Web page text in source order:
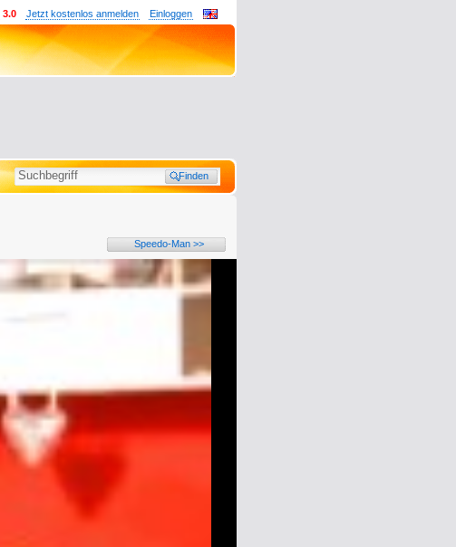
Einloggen
Jetzt kostenlos anmelden
3.0
Speedo-Man >>